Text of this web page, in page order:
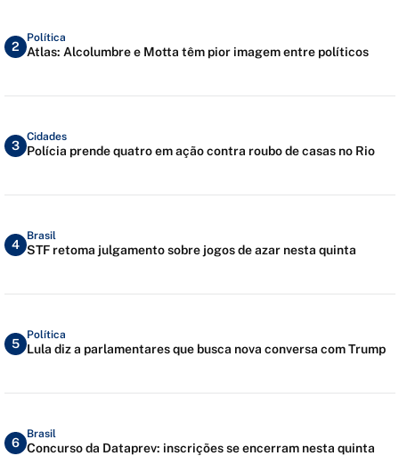
2
Política
Atlas: Alcolumbre e Motta têm pior imagem entre políticos
3
Cidades
Polícia prende quatro em ação contra roubo de casas no Rio
4
Brasil
STF retoma julgamento sobre jogos de azar nesta quinta
5
Política
Lula diz a parlamentares que busca nova conversa com Trump
6
Brasil
Concurso da Dataprev: inscrições se encerram nesta quinta